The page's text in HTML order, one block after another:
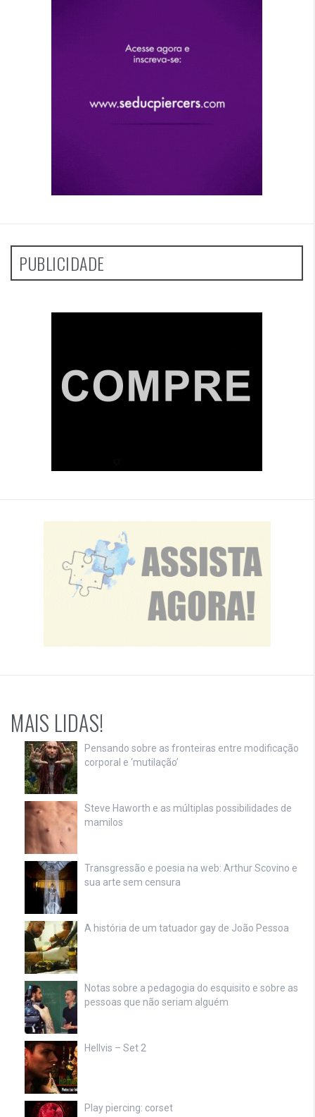
PUBLICIDADE
MAIS LIDAS!
Pensando sobre as fronteiras entre modificação
corporal e ‘mutilação’
Steve Haworth e as múltiplas possibilidades de
mamilos
Transgressão e poesia na web: Arthur Scovino e
sua arte sem censura
A história de um tatuador gay de João Pessoa
Notas sobre a pedagogia do esquisito e sobre as
pessoas que não seriam alguém
Hellvis – Set 2
Play piercing: corset